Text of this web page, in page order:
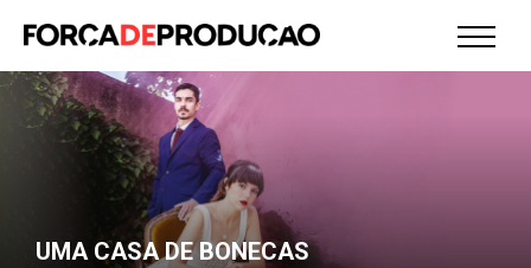
UMA CASA DE BONECAS